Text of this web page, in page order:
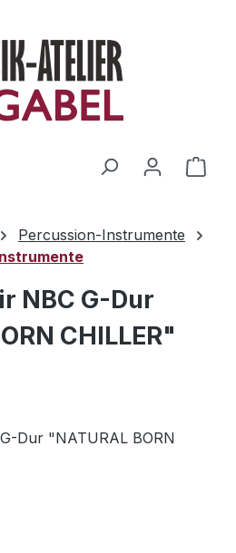
Percussion-Instrumente
NBC G-Dur
CHILLER"